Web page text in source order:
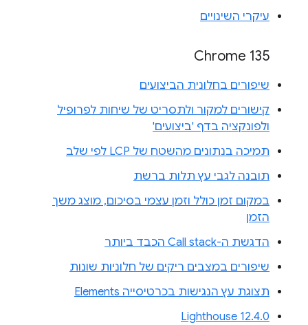
עיקרי השינויים
Chrome 135
שיפורים בחלונית הביצועים
קישורים למקור ולתסריט של שיחות לפרופיל
ולפונקציה בדף 'ביצועים'
תמיכה בנתונים מהשטח של LCP לפי שלב
תובנה לגבי עץ תלות ברשת
במקום זמן כולל וזמן עצמי בסיכום, מוצג משך
הזמן
הדגשת ה-Call stack הכבד ביותר
שיפורים במצבים ריקים של חלוניות שונות
תצוגת עץ הנגישות בכרטיסייה Elements
Lighthouse 12.4.0